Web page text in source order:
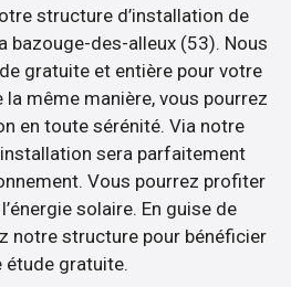
structure d’installation de
bazouge-des-alleux (53). Nous
gratuite et entière pour votre
même manière, vous pourrez
en toute sérénité. Via notre
sera parfaitement
Vous pourrez profiter
solaire. En guise de
notre structure pour bénéficier
étude gratuite.